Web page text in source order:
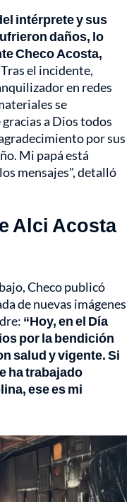
intérprete y sus
daños, lo
Checo Acosta,
Tras el incidente,
en redes
se
a Dios todos
por sus
Mi papá está
mensajes", detalló
Alci Acosta
Checo publicó
de nuevas imágenes
“Hoy, en el Día
por la bendición
salud y vigente. Si
ha trabajado
ese es mi